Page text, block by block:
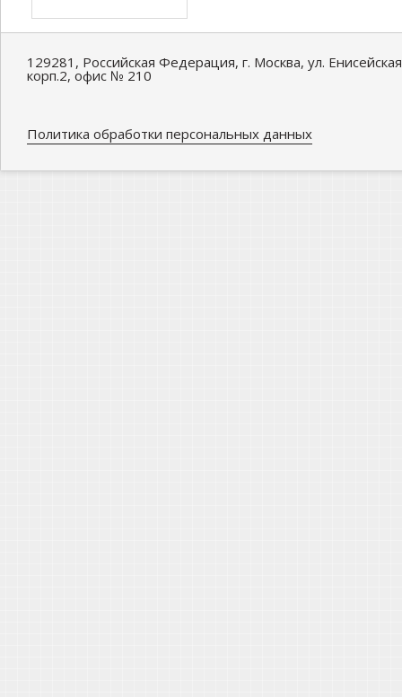
129281, Российская Федерация, г. Москва, ул.
корп.2, офис № 210
Политика обработки персональных данных